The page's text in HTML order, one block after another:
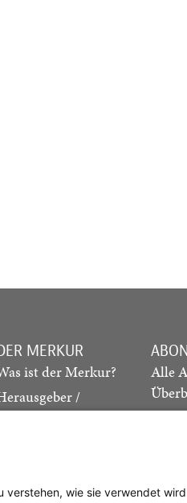
MERKUR
ist der Merkur?
/
Alle
wie sie verwendet